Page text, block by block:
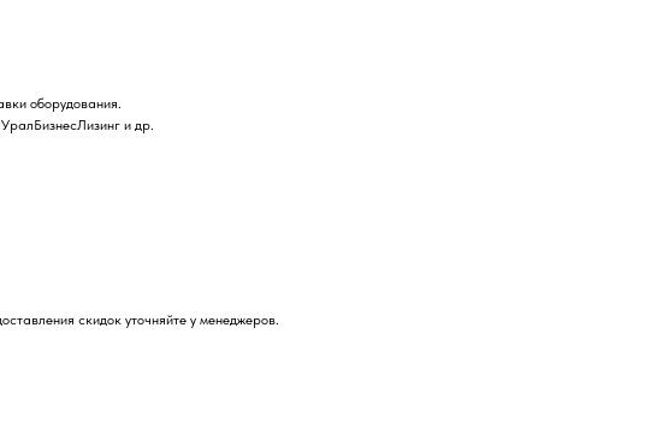
оборудования.
и др.
скидок уточняйте у менеджеров.